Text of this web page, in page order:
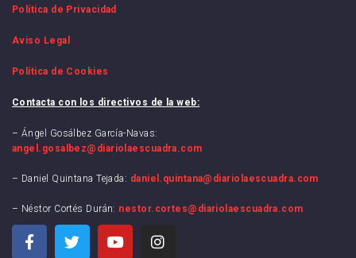
Política de Privacidad
Aviso Legal
Política de Cookies
Contacta con los directivos de la web:
– Ángel Gosálbez García-Navas:
angel.gosalbez@diariolaescuadra.com
– Daniel Quintana Tejada: daniel.quintana@diariolaescuadra.com
– Néstor Cortés Durán: nestor.cortes@diariolaescuadra.com